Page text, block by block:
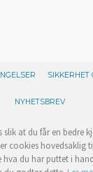
SIKKERHET
NYHETSBREV
at du får en bedre
cookies hovedsaklig
du har puttet i